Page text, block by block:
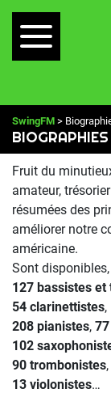
SwingFM >
Fruit du
amateur,
résumées des
améliorer notre
américaine.
Sont disponibles,
127 bassistes et
54 clarinettistes,
208 pianistes,
102
90 trombonistes,
13 violonistes…